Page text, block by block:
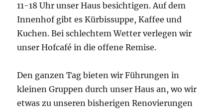
11-18 Uhr unser Haus besichtigen. Auf dem
Innenhof gibt es Kürbissuppe, Kaffee und
Kuchen. Bei schlechtem Wetter verlegen wir
unser Hofcafé in die offene Remise.
Den ganzen Tag bieten wir Führungen in
kleinen Gruppen durch unser Haus an, wo wir
etwas zu unseren bisherigen Renovierungen